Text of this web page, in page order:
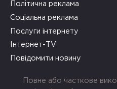
Політична реклама
Соціальна реклама
Послуги інтернету
Інтернет-TV
Повідомити новину
Повне або часткове